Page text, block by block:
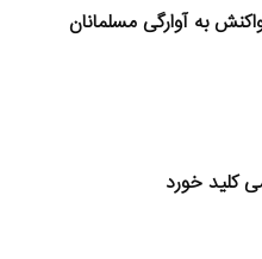
به آوارگی مسلمانان
کلید خورد